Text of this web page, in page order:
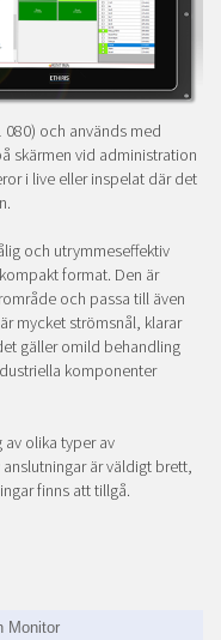
080) och används med
skärmen vid administration
i live eller inspelat där det
och utrymmeseffektiv
format. Den är
och passa till även
mycket strömsnål, klarar
gäller omild behandling
komponenter
olika typer av
är väldigt brett,
finns att tillgå.
Monitor